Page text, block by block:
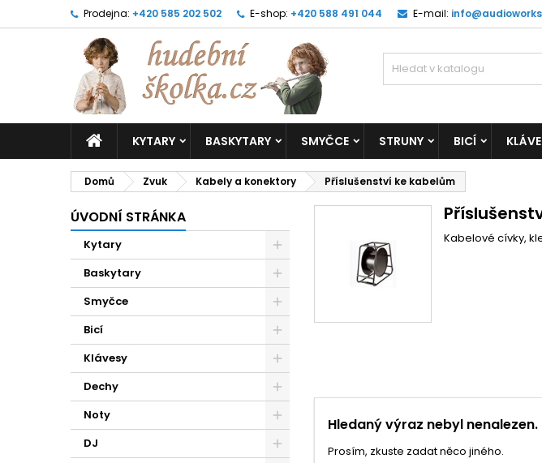
Prodejna: +420 585 202 502 E-shop: +420 588 491 044 E-mail:
KYTARY BASKYTARY SMYČCE STRUNY BICÍ
Domů Zvuk Kabely a konektory Příslušenství ke kabelům
ÚVODNÍ STRÁNKA
Kytary
Baskytary
Smyčce
Bicí
Klávesy
Dechy
Noty
DJ
Kabelové cívky,
Hledaný výraz nebyl nenalezen.
Prosím, zkuste zadat něco jiného.